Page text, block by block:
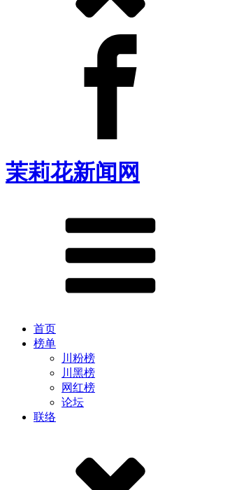
茉莉花新闻网
首页
榜单
川粉榜
川黑榜
网红榜
论坛
联络